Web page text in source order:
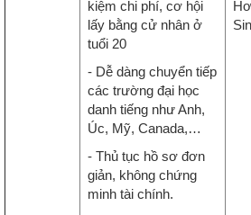
kiệm chi phí, cơ hội
lấy bằng cử nhân ở
tuổi 20
- Dễ dàng chuyển tiếp
các trường đại học
danh tiếng như Anh,
Úc, Mỹ, Canada,…
- Thủ tục hồ sơ đơn
giản, không chứng
minh tài chính.